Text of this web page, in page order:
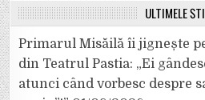
ULTIMELE
Primarul Misăilă îi jignește
din Teatrul Pastia: „Ei
atunci când vorbesc despre